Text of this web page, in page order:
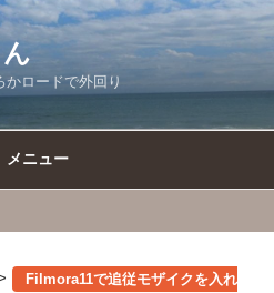
かロードで外回り
メニュー
Filmora11で追従モザイクを入れ